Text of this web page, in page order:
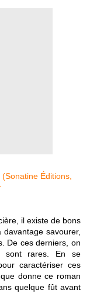
il existe de bons
savourer,
De ces derniers, on
sont rares. En se
caractériser ces
donne ce roman
quelque fût avant